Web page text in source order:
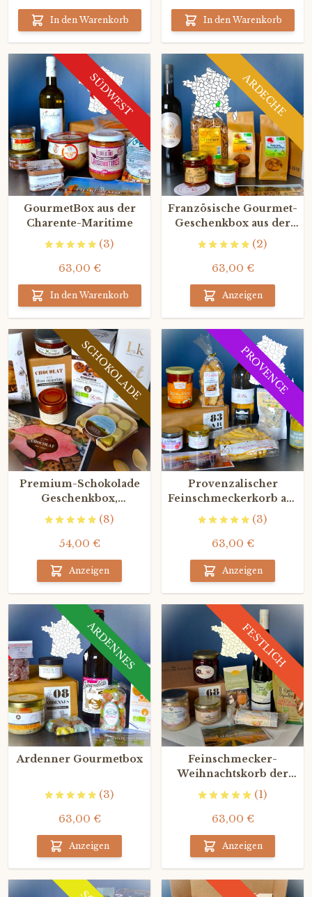
In den Warenkorb In den Warenkorb
SÜDWEST
GourmetBox aus der
Charente-Maritime
(3)
63,00 €
In den Warenkorb
ARDECHE
Französische Gourmet-
Geschenkbox aus der
Ardèche(2)
63,00 €
Anzeigen
SCHOKOLADE
Premium-Schokolade
Geschenkbox,
Schokolade von den
besten französischen
Handwerkern
(8)
54,00 €
Anzeigen
PROVENCE
Provenzalischer
Feinschmeckerkorb aus
dem Var(3)
63,00 €
Anzeigen
ARDENNES
Ardenner Gourmetbox
(3)
63,00 €
Anzeigen
FESTLICH
Feinschmecker-
Weihnachtskorb der
elsässischen
gastronomie
(1)
63,00 €
Anzeigen